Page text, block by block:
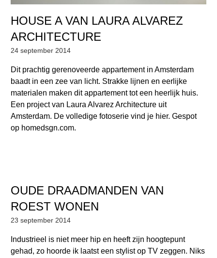
HOUSE A VAN LAURA ALVAREZ
ARCHITECTURE
24 september 2014
Dit prachtig gerenoveerde appartement in Amsterdam
baadt in een zee van licht. Strakke lijnen en eerlijke
materialen maken dit appartement tot een heerlijk huis.
Een project van Laura Alvarez Architecture uit
Amsterdam. De volledige fotoserie vind je hier. Gespot
op homedsgn.com.
OUDE DRAADMANDEN VAN
ROEST WONEN
23 september 2014
Industrieel is niet meer hip en heeft zijn hoogtepunt
gehad, zo hoorde ik laatst een stylist op TV zeggen. Niks